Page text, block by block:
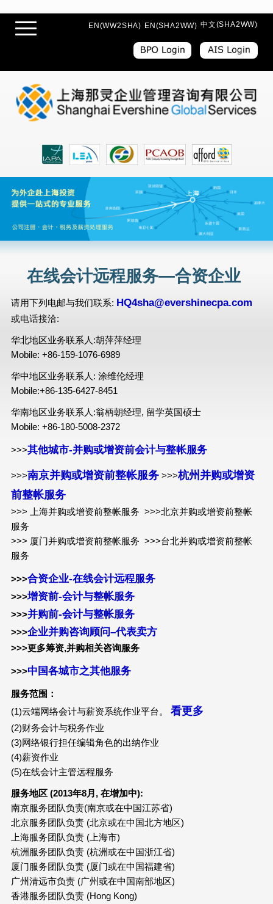
EN(WW2SHA) EN(SHA2WW) 中文(SHA2WW)
在线会计远程服务—合资企业
请用下列电邮与我们联系: HQ4sha@evershinecpa.com
或电话接洽:
华北地区业务联系人:胡萍萍经理
Mobile: +86-159-1076-6989
华中地区业务联系人: 涂维伦经理
Mobile:+86-135-6427-8451
华南地区业务联系人:翁柄朝经理, 留学英国硕士
Mobile: +86-180-5008-2372
>>>其他城市-并购或增资前会计与整帐服务
>>>南京并购或增资前整帐服务>>>杭州并购或增资
前整帐服务
>>> 上海并购或增资前整帐服务 >>>北京并购或增资前整帐
服务
>>> 厦门并购或增资前整帐服务 >>>台北并购或增资前整帐
服务
>>>合资企业-在线会计远程服务
>>>增资前-会计与整帐服务
>>>并购前-会计与整帐服务
>>>企业并购咨询顾问–代表卖方
>>>更多筹资,并购相关咨询服务
>>>中国各城市之其他服务
服务范围：
(1)云端网络会计与薪资系统作业平台。 看更多
(2)财务会计与税务作业
(3)网络银行担任编辑角色的出纳作业
(4)薪资作业
(5)在线会计主管远程服务
服务地区(2013年8月 , 在增加中):
南京服务团队负责(南京或在中国江苏省)
北京服务团队负责 (北京或在中国北方地区)
上海服务团队负责 (上海市)
杭洲服务团队负责 (杭洲或在中国浙江省)
厦门服务团队负责 (厦门或在中国福建省)
广州清远市负责 (广州或在中国南部地区)
香港服务团队负责 (Hong Kong)